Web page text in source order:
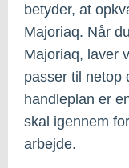
betyder, at
Majoriaq. Når
Majoriaq, laver
passer til netop
handleplan er
skal igennem
arbejde.